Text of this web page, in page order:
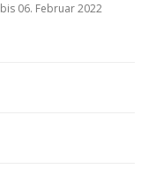
bis 06. Februar 2022